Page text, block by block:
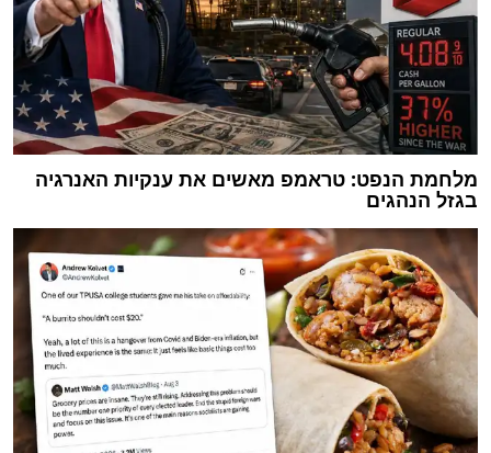
מלחמת הנפט: טראמפ מאשים את ענקיות האנרגיה
בגזל הנהגים